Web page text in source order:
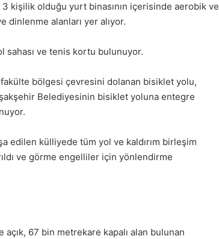
kişilik olduğu yurt binasının içerisinde aerobik ve
dinlenme alanları yer alıyor.
sahası ve tenis kortu bulunuyor.
bölgesi çevresini dolanan bisiklet yolu,
Belediyesinin bisiklet yoluna entegre
edilen külliyede tüm yol ve kaldırım birleşim
ve görme engelliler için yönlendirme
açık, 67 bin metrekare kapalı alan bulunan